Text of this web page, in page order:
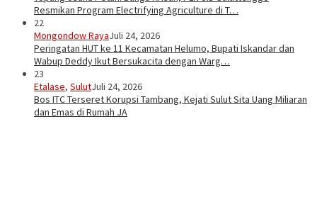
Resmikan Program Electrifying Agriculture di T…
22
Mongondow RayaJuli 24, 2026
Peringatan HUT ke 11 Kecamatan Helumo, Bupati Iskandar dan
Wabup Deddy Ikut Bersukacita dengan Warg…
23
Etalase, SulutJuli 24, 2026
Bos ITC Terseret Korupsi Tambang, Kejati Sulut Sita Uang Miliaran
dan Emas di Rumah JA